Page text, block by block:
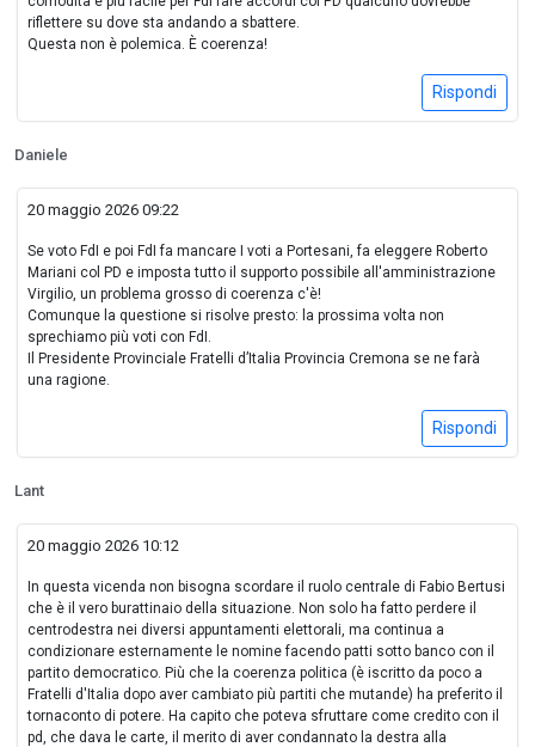
riflettere su dove sta andando a sbattere.
Questa non è polemica. È coerenza!
Rispondi
Daniele
20 maggio 2026 09:22
Se voto FdI e poi FdI fa mancare I voti a Portesani, fa eleggere Roberto
Mariani col PD e imposta tutto il supporto possibile all'amministrazione
Virgilio, un problema grosso di coerenza c'è!
Comunque la questione si risolve presto: la prossima volta non
sprechiamo più voti con FdI.
Il Presidente Provinciale Fratelli d’Italia Provincia Cremona se ne farà
una ragione.
Rispondi
Lant
20 maggio 2026 10:12
In questa vicenda non bisogna scordare il ruolo centrale di Fabio Bertusi
che è il vero burattinaio della situazione. Non solo ha fatto perdere il
centrodestra nei diversi appuntamenti elettorali, ma continua a
condizionare esternamente le nomine facendo patti sotto banco con il
partito democratico. Più che la coerenza politica (è iscritto da poco a
Fratelli d'Italia dopo aver cambiato più partiti che mutande) ha preferito il
tornaconto di potere. Ha capito che poteva sfruttare come credito con il
pd, che dava le carte, il merito di aver condannato la destra alla